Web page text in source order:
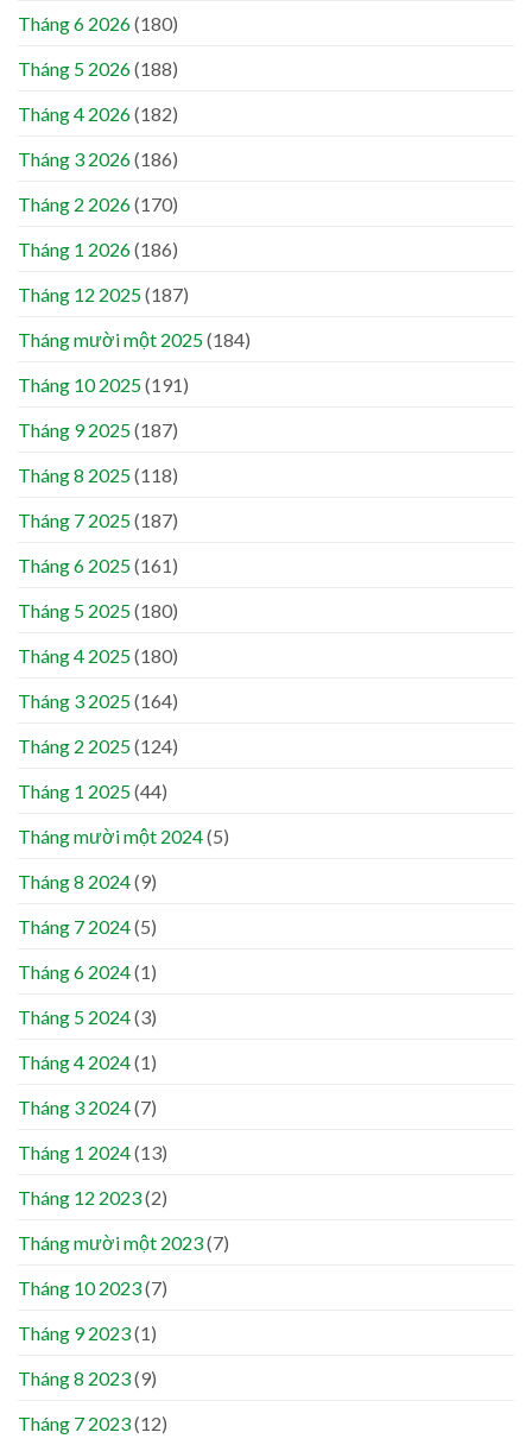
Tháng 6 2026(180)
Tháng 5 2026(188)
Tháng 4 2026(182)
Tháng 3 2026(186)
Tháng 2 2026(170)
Tháng 1 2026(186)
Tháng 12 2025(187)
Tháng mười một 2025(184)
Tháng 10 2025(191)
Tháng 9 2025(187)
Tháng 8 2025(118)
Tháng 7 2025(187)
Tháng 6 2025(161)
Tháng 5 2025(180)
Tháng 4 2025(180)
Tháng 3 2025(164)
Tháng 2 2025(124)
Tháng 1 2025(44)
Tháng mười một 2024(5)
Tháng 8 2024(9)
Tháng 7 2024(5)
Tháng 6 2024(1)
Tháng 5 2024(3)
Tháng 4 2024(1)
Tháng 3 2024(7)
Tháng 1 2024(13)
Tháng 12 2023(2)
Tháng mười một 2023(7)
Tháng 10 2023(7)
Tháng 9 2023(1)
Tháng 8 2023(9)
Tháng 7 2023(12)